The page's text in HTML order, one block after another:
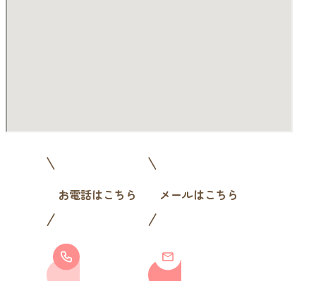
お電話はこちら メールはこちら